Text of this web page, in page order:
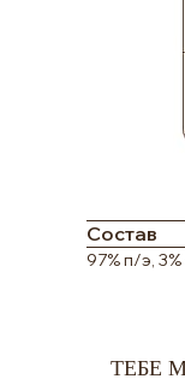
Состав
97% п/э,
ТЕБЕ